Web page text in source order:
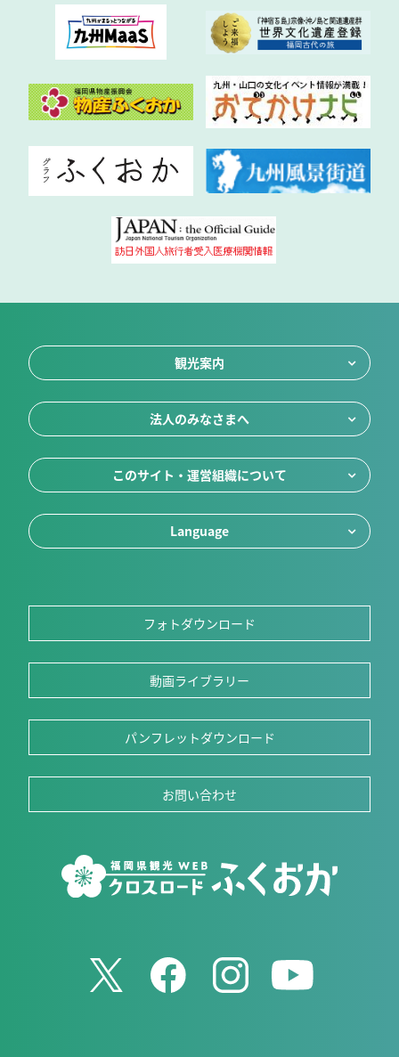
観光案内
法人のみなさまへ
このサイト・運営組織について
Language
フォトダウンロード
動画ライブラリー
パンフレットダウンロード
お問い合わせ